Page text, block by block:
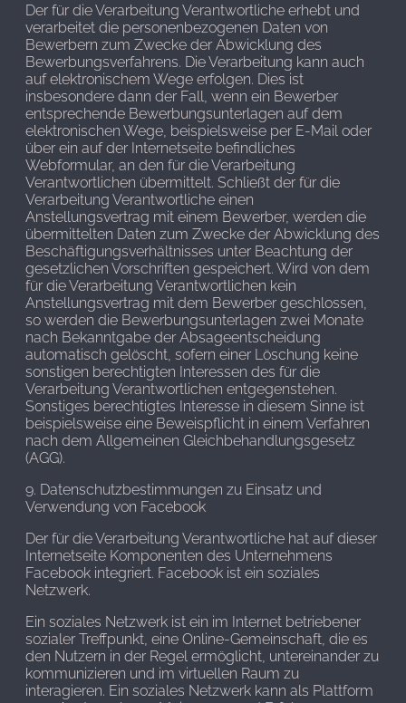
Der für die Verarbeitung Verantwortliche erhebt und
verarbeitet die personenbezogenen Daten von
Bewerbern zum Zwecke der Abwicklung des
Bewerbungsverfahrens. Die Verarbeitung kann auch
auf elektronischem Wege erfolgen. Dies ist
insbesondere dann der Fall, wenn ein Bewerber
entsprechende Bewerbungsunterlagen auf dem
elektronischen Wege, beispielsweise per E-Mail oder
über ein auf der Internetseite befindliches
Webformular, an den für die Verarbeitung
Verantwortlichen übermittelt. Schließt der für die
Verarbeitung Verantwortliche einen
Anstellungsvertrag mit einem Bewerber, werden die
übermittelten Daten zum Zwecke der Abwicklung des
Beschäftigungsverhältnisses unter Beachtung der
gesetzlichen Vorschriften gespeichert. Wird von dem
für die Verarbeitung Verantwortlichen kein
Anstellungsvertrag mit dem Bewerber geschlossen,
so werden die Bewerbungsunterlagen zwei Monate
nach Bekanntgabe der Absageentscheidung
automatisch gelöscht, sofern einer Löschung keine
sonstigen berechtigten Interessen des für die
Verarbeitung Verantwortlichen entgegenstehen.
Sonstiges berechtigtes Interesse in diesem Sinne ist
beispielsweise eine Beweispflicht in einem Verfahren
nach dem Allgemeinen Gleichbehandlungsgesetz
(AGG).
9. Datenschutzbestimmungen zu Einsatz und
Verwendung von Facebook
Der für die Verarbeitung Verantwortliche hat auf dieser
Internetseite Komponenten des Unternehmens
Facebook integriert. Facebook ist ein soziales
Netzwerk.
Ein soziales Netzwerk ist ein im Internet betriebener
sozialer Treffpunkt, eine Online-Gemeinschaft, die es
den Nutzern in der Regel ermöglicht, untereinander zu
kommunizieren und im virtuellen Raum zu
interagieren. Ein soziales Netzwerk kann als Plattform